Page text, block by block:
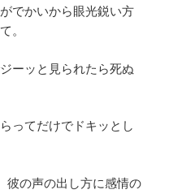
でかいから眼光鋭い方
。
ーッと見られたら死ぬ
ってだけでドキッとし
彼の声の出し方に感情の